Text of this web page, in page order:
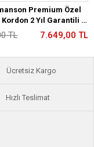
Premium Özel
Kordon 2 Yıl Garantili 5
Kol Saati+Bileklik
TL 7.649,00 TL
Ücretsiz Kargo
Hızlı Teslimat